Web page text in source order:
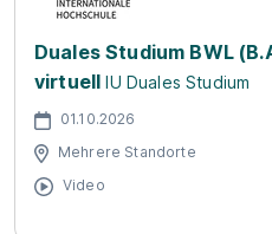
Duales Studium BWL
virtuell IU Duales Studium
01.10.2026
Mehrere Standorte
Video